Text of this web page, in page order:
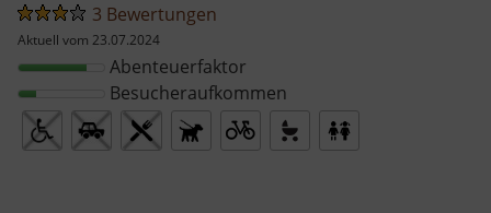
3 Bewertungen
Aktuell vom 23.07.2024
Abenteuerfaktor
Besucheraufkommen